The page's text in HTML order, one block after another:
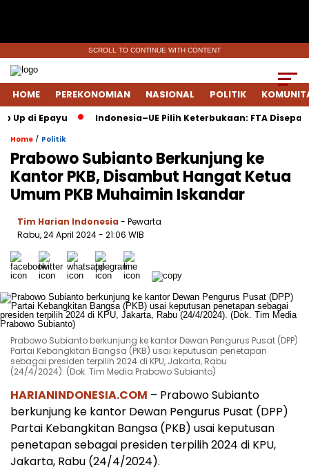
SCROLL TO CONTINUE WITH CONTENT
HOME PEREKONOMIAN NASIONAL POLITIK
di Epayu Indonesia–UE Pilih Keterbukaan: FTA Disepakati
Home / Politik
Prabowo Subianto Berkunjung ke
Kantor PKB, Disambut Hangat Ketua
Umum PKB Muhaimin Iskandar
Tim Harian Indonesia - Pewarta
Rabu, 24 April 2024- 21:06 WIB
Prabowo Subianto berkunjung ke kantor Dewan Pengurus Pusat (DPP)
Partai Kebangkitan Bangsa (PKB) usai keputusan penetapan
sebagai presiden terpilih 2024 di KPU, Jakarta, Rabu
(24/4/2024). (Dok. Tim Media Prabowo Subianto)
HARIANINDONESIA.COM – Prabowo Subianto
berkunjung ke kantor Dewan Pengurus Pusat (DPP)
Partai Kebangkitan Bangsa (PKB) usai keputusan
penetapan sebagai presiden terpilih 2024 di KPU,
Jakarta, Rabu (24/4/2024).